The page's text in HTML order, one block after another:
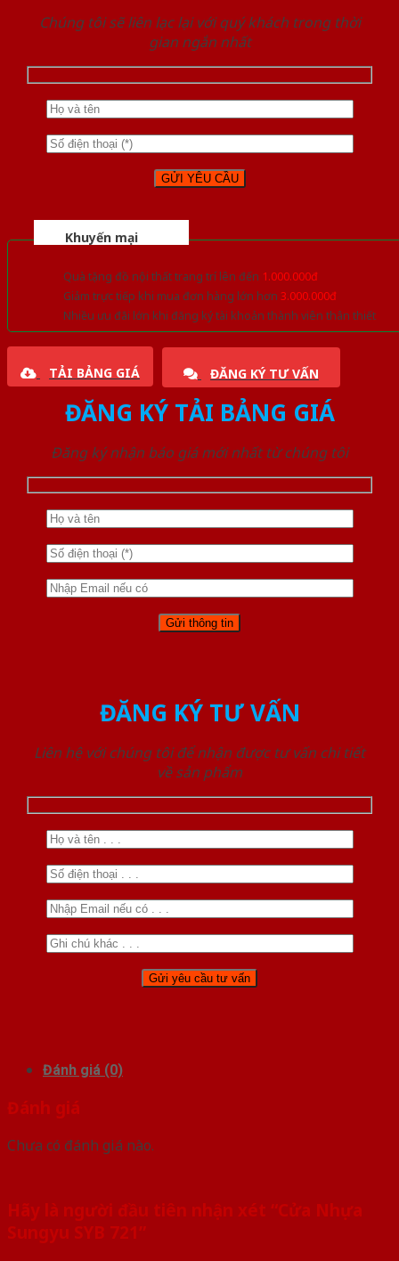
Chúng tôi sẽ liên lạc lại với quý khách trong thời
gian ngắn nhất
Khuyến mại
Quà tặng đồ nội thất trang trí lên đến 1.000.000đ
Giảm trực tiếp khi mua đơn hàng lớn hơn 3.000.000đ
Nhiều ưu đãi lớn khi đăng ký tài khoản thành viên thân thiết
TẢI BẢNG GIÁ ĐĂNG KÝ TƯ VẤN
ĐĂNG KÝ TẢI BẢNG GIÁ
Đăng ký nhận báo giá mới nhất từ chúng tôi
ĐĂNG KÝ TƯ VẤN
Liên hệ với chúng tôi để nhận được tư vấn chi tiết
về sản phẩm
Đánh giá (0)
Đánh giá
Chưa có đánh giá nào.
Hãy là người đầu tiên nhận xét “Cửa Nhựa
Sungyu SYB 721”